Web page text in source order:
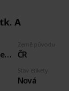
A
Moucha Brewery Czech
Země původu
ČR
Stav etikety
Nová